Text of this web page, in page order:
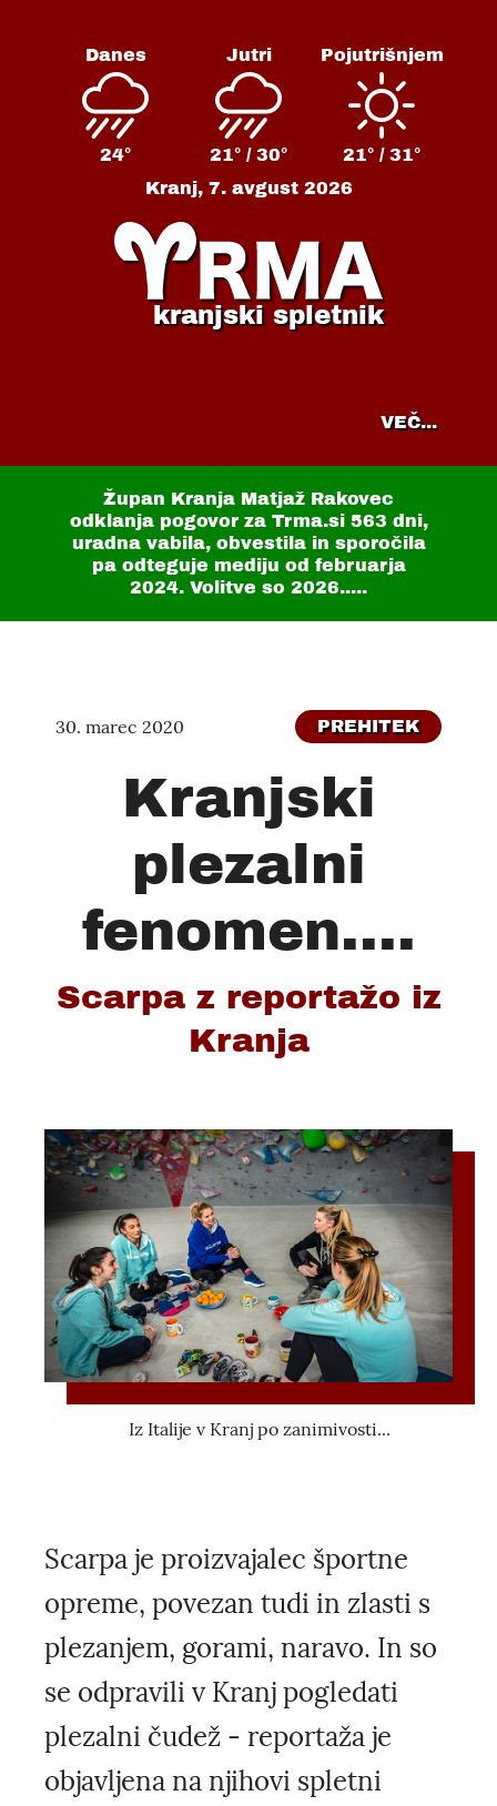
Danes
24°
Jutri
21° / 30°
Pojutrišnjem
21° / 31°
Kranj, 7. avgust 2026
kranjski spletnik
VEČ...
Župan Kranja Matjaž Rakovec
odklanja pogovor za Trma.si 563 dni,
uradna vabila, obvestila in sporočila
pa odteguje mediju od februarja
2024. Volitve so 2026.....
30. marec 2020 PREHITEK
Kranjski
plezalni
fenomen....
Scarpa z reportažo iz
Kranja
Iz Italije v Kranj po zanimivosti...
Scarpa je proizvajalec športne
opreme, povezan tudi in zlasti s
plezanjem, gorami, naravo. In so
se odpravili v Kranj pogledati
plezalni čudež - reportaža je
objavljena na njihovi spletni